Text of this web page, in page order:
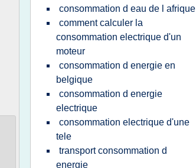
consommation d eau de l afrique
comment calculer la
consommation electrique d'un
moteur
consommation d energie en
belgique
consommation d energie
electrique
consommation electrique d'une
tele
transport consommation d
energie